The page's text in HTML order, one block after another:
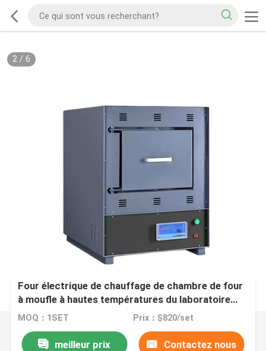
2/ 6
Four électrique de chauffage de chambre de four
à moufle à hautes températures du laboratoire
1200c
MOQ：1SET Prix：$820/set
meilleur prix Contactez nous